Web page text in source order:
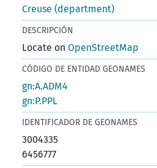
Creuse (department)
DESCRIPCIÓN
Locate onOpenStreetMap
CÓDIGO DE ENTIDAD GEONAMES
gn:A.ADM4
gn:P.PPL
IDENTIFICADOR DE GEONAMES
3004335
6456777